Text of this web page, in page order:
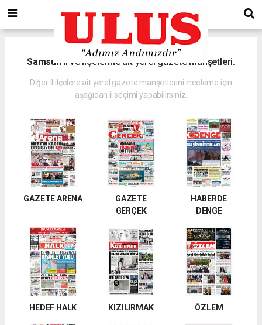
Samsunil ve ilçelerine ait yerel gazete manşetleri.
Diğer il ilçelere ait yerel gazete manşetlerini inceleme için
aşağıdan il seçimi yapabilirsiniz.
GAZETE ARENA
GAZETE
GERÇEK
HABERDE
DENGE
HEDEF HALK KIZILIRMAK ÖZLEM